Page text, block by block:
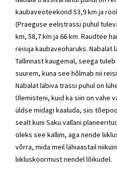
kaubaveoteekond 53,9 km ja
(Praeguse eelistrassi puhul
km, 58,7 km ja 66 km. Raudtee
reisija kaubaveoharuks. Nabalat
Tallinnast kaugemal, seega
suurem, kuna see hõlmab nii
Nabalat läbiva trassi puhul on
Ülemisteni, kuid ka siin on vahe
üldse midagi kaaluda, siis
sealt kuni Saku vallani
oleks see kallim, aga nende
võrra, mida meil lähiaastail
liikluskoormust nendel lõikudel.